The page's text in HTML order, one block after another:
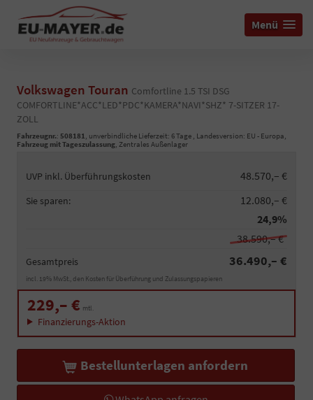
Menü
Volkswagen Touran Comfortline 1.5 TSI DSG
COMFORTLINE*ACC*LED*PDC*KAMERA*NAVI*SHZ* 7-SITZER 17-
ZOLL
Fahrzeugnr.: 508181, unverbindliche Lieferzeit: 6 Tage , Landesversion: EU - Europa,
Fahrzeug mit Tageszulassung, Zentrales Außenlager
UVP inkl. Überführungskosten 48.570,– €
Sie sparen:
12.080,– €
24,9%
38.590,– €
Gesamtpreis 36.490,– €
incl. 19% MwSt., den Kosten für Überführung und Zulassungspapieren
229,– € mtl.
Finanzierungs-Aktion
Bestellunterlagen anfordern